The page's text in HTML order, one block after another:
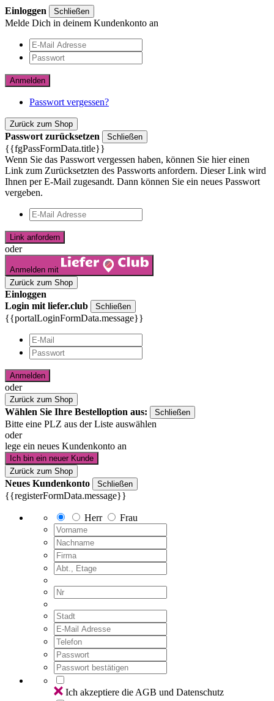
Einloggen Schließen
Melde Dich in deinem Kundenkonto an
Anmelden
Passwort vergessen?
Zurück zum Shop
Passwort zurücksetzen Schließen
{{fgPassFormData.title}}
Wenn Sie das Passwort vergessen haben, können Sie hier einen
Link zum Zurücksetzten des Passworts anfordern. Dieser Link wird
Ihnen per E-Mail zugesandt. Dann können Sie ein neues Passwort
vergeben.
Link anfordern
oder
Anmelden mit
Zurück zum Shop
Einloggen
Login mit liefer.club
Schließen
{{portalLoginFormData.message}}
Anmelden
oder
Zurück zum Shop
Wählen Sie Ihre Bestelloption aus: Schließen
Bitte eine PLZ aus der Liste auswählen
oder
lege ein neues Kundenkonto an
Ich bin ein neuer Kunde
Zurück zum Shop
Neues Kundenkonto Schließen
{{registerFormData.message}}
Herr Frau
Ich akzeptiere die AGB und Datenschutz